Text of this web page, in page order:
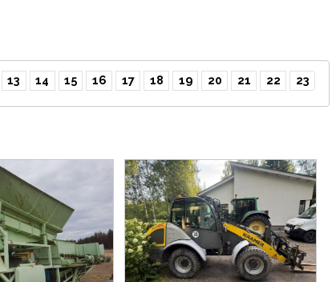
13 14 15 16 17 18 19 20 21 22 23